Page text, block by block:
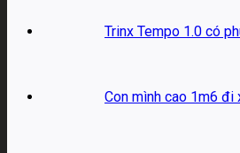
Trinx Tempo 1.0 có
Con mình cao 1m6 đi